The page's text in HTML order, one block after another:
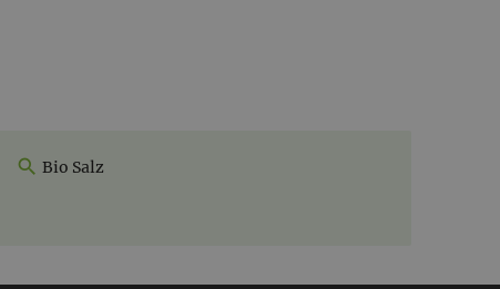
Bio Salz